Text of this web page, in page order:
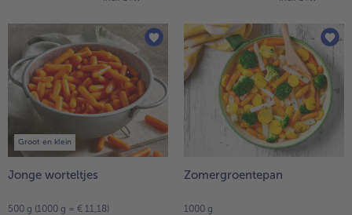
Groot en klein
Jonge worteltjes
500 g (1000 g = € 11,18)
Zomergroentepan
1000 g